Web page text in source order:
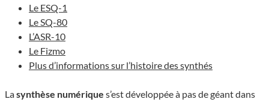
Le ESQ-1
Le SQ-80
L’ASR-10
Le Fizmo
Plus d’informations sur l’histoire des synthés
Lasynthèse numérique s’est développée à pas de géant dans